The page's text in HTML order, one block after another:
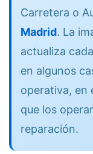
Carretera o
Madrid. La
actualiza
en algunos
operativa, en
que los
reparación.